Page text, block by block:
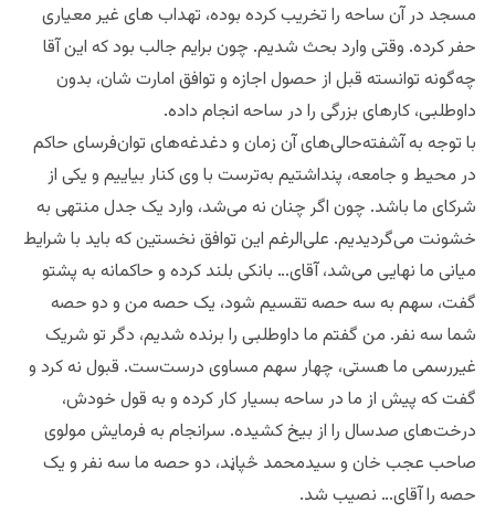
مسجد در آن ساحه را تخریب کرده بوده، تهداب های غیر معیاری
حفر کرده. وقتی وارد بحث شدیم. چون برایم جالب بود که این آقا
چه‌گونه توانسته قبل از حصول اجازه و توافق امارت شان، بدون
داوطلبی، کارهای بزرگی را در ساحه انجام داده.
با توجه به آشفته‌حالی‌های آن زمان ‌‌و دغدغه‌های توان‌فرسای حاکم
در محیط و جامعه، پنداشتیم به‌ترست با وی کنار بیاییم و یکی از
شرکای ما باشد. چون اگر چنان نه می‌شد، وارد یک جدل منتهی به
خشونت می‌گردیدیم. علی‌الرغم این توافق نخستین که باید با شرایط
میانی ما نهایی می‌شد، آقای… بانکی بلند کرده ‌و حاکمانه به پشتو
گفت، سهم به سه حصه تقسیم شود، یک حصه من و دو حصه
شما سه نفر. من گفتم ما داوطلبی را برنده شدیم، دگر تو شریک
غیررسمی ما هستی، چهار سهم مساوی درست‌ست. قبول نه کرد و
گفت که پیش از ما در ساحه بسیار کار کرده و به قول خودش،
درخت‌های صدسال را از بیخ کشیده. سرانجام به فرمایش مولوی
صاحب عجب خان و سیدمحمد څپاڼد، دو حصه ما سه نفر و یک
حصه را آقای… نصیب شد.